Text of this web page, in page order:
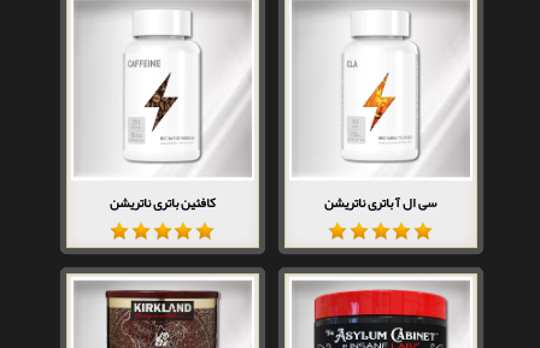
سی ال آ باتری ناتریشن کافئین باتری ناتریشن